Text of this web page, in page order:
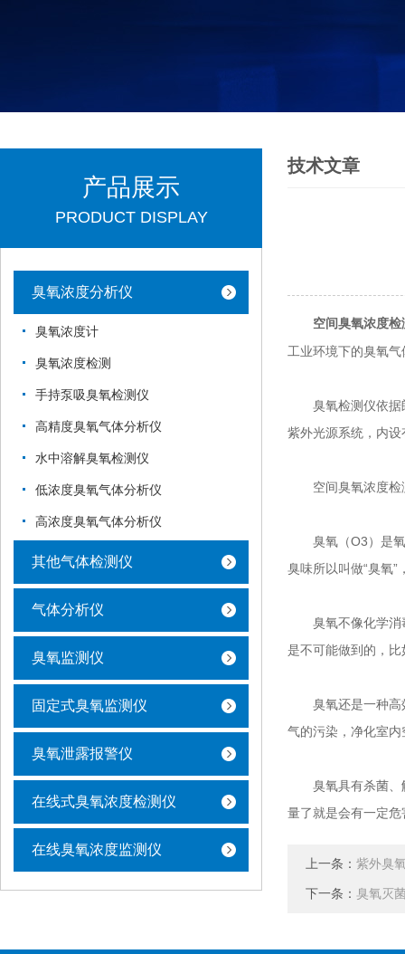
产品展示
PRODUCT DISPLAY
臭氧浓度分析仪
臭氧浓度计
臭氧浓度检测
手持泵吸臭氧检测仪
高精度臭氧气体分析仪
水中溶解臭氧检测仪
低浓度臭氧气体分析仪
高浓度臭氧气体分析仪
其他气体检测仪
气体分析仪
臭氧监测仪
固定式臭氧监测仪
臭氧泄露报警仪
在线式臭氧浓度检测仪
在线臭氧浓度监测仪
技术文章
空间臭氧浓度检
工业环境下的臭氧
臭氧检测仪依据朗
紫外光源系统，内
空间臭氧浓度检测
臭氧（O3）是氧
臭味所以叫做“臭氧”
臭氧不像化学消毒
是不可能做到的，
臭氧还是一种高效
气的污染，净化室内
臭氧具有杀菌、解
量了就是会有一定
上一条： 紫外臭
下一条： 臭氧灭